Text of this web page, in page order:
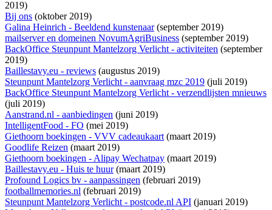
2019)
Bij ons (oktober 2019)
Galina Heinrich - Beeldend kunstenaar(september 2019)
mailserver en domeinen NovumAgriBusiness (september 2019)
BackOffice Steunpunt Mantelzorg Verlicht - activiteiten (september
2019)
Baillestavy.eu - reviews (augustus 2019)
Steunpunt Mantelzorg Verlicht - aanvraag mzc 2019 (juli 2019)
BackOffice Steunpunt Mantelzorg Verlicht - verzendlijsten mnieuws
(juli 2019)
Aanstrand.nl - aanbiedingen (juni 2019)
IntelligentFood - FO (mei 2019)
Giethoorn boekingen - VVV cadeaukaart(maart 2019)
Goodlife Reizen (maart 2019)
Giethoorn boekingen - Alipay Wechatpay (maart 2019)
Baillestavy.eu - Huis te huur(maart 2019)
Profound Logics bv - aanpassingen (februari 2019)
footballmemories.nl (februari 2019)
Steunpunt Mantelzorg Verlicht - postcode.nl API (januari 2019)